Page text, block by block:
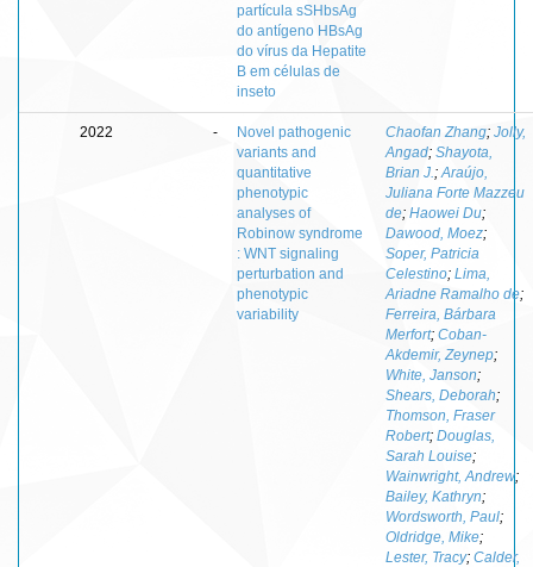
partícula sSHbsAg
do antígeno HBsAg
do vírus da Hepatite
B em células de
inseto
2022 -
Novel pathogenic
variants and
quantitative
phenotypic
analyses of
Robinow syndrome
: WNT signaling
perturbation and
phenotypic
variability
Chaofan Zhang; Jolly,
Angad; Shayota,
Brian J. ; Araújo,
Juliana Forte Mazzeu
de; Haowei Du;
Dawood, Moez;
Soper, Patricia
Celestino; Lima,
Ariadne Ramalho de;
Ferreira, Bárbara
Merfort; Coban-
Akdemir, Zeynep;
White, Janson;
Shears, Deborah;
Thomson, Fraser
Robert; Douglas,
Sarah Louise;
Wainwright, Andrew;
Bailey, Kathryn;
Wordsworth, Paul;
Oldridge, Mike;
Lester, Tracy; Calder,